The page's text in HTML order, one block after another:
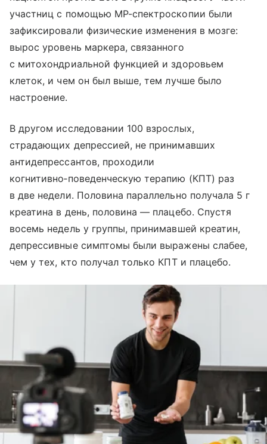
участниц с помощью МР-спектроскопии были
зафиксировали физические изменения в мозге:
вырос уровень маркера, связанного
с митохондриальной функцией и здоровьем
клеток, и чем он был выше, тем лучше было
настроение.
В другом исследовании 100 взрослых,
страдающих депрессией, не принимавших
антидепрессантов, проходили
когнитивно‑поведенческую терапию (КПТ) раз
в две недели. Половина параллельно получала 5 г
креатина в день, половина — плацебо. Спустя
восемь недель у группы, принимавшей креатин,
депрессивные симптомы были выражены слабее,
чем у тех, кто получал только КПТ и плацебо.